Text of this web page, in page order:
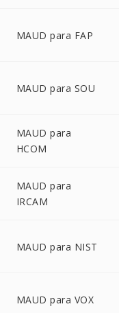
MAUD para FAP
MAUD para SOU
MAUD para
HCOM
MAUD para
IRCAM
MAUD para NIST
MAUD para VOX